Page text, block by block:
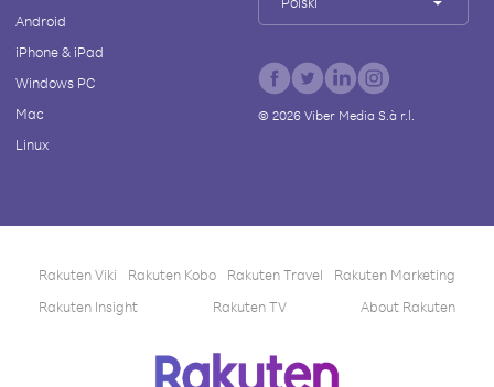
Android
iPhone & iPad
Windows PC
Mac
Linux
© 2026Viber Media S.à r.l.
Rakuten Viki Rakuten Kobo Rakuten Travel
Rakuten Marketing
Rakuten Insight
Rakuten TV About Rakuten